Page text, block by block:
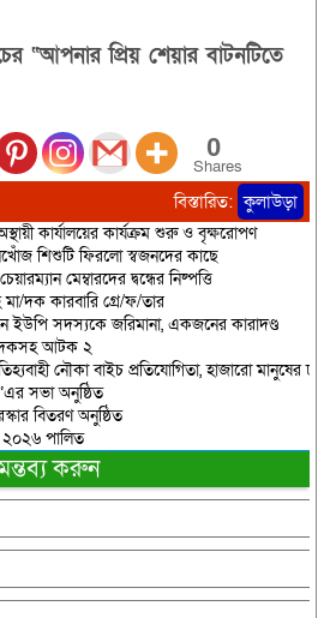
“আপনার প্রিয় শেয়ার বাটনটিতে
0
Shares
বিস্তারিত: কুলাউড়া
কার্যালয়ের কার্যক্রম শুরু ও বৃক্ষরোপণ
শিশুটি ফিরলো স্বজনদের কাছে
মেম্বারদের দ্বন্ধের নিষ্পত্তি
দক কারবারি গ্রে/ফ/তার
ইউপি সদস্যকে জরিমানা, একজনের কারাদণ্ড
আটক ২
নৌকা বাইচ প্রতিযোগিতা, হাজারো মানুষের
সভা অনুষ্ঠিত
বিতরণ অনুষ্ঠিত
২০২৬ পালিত
করুন